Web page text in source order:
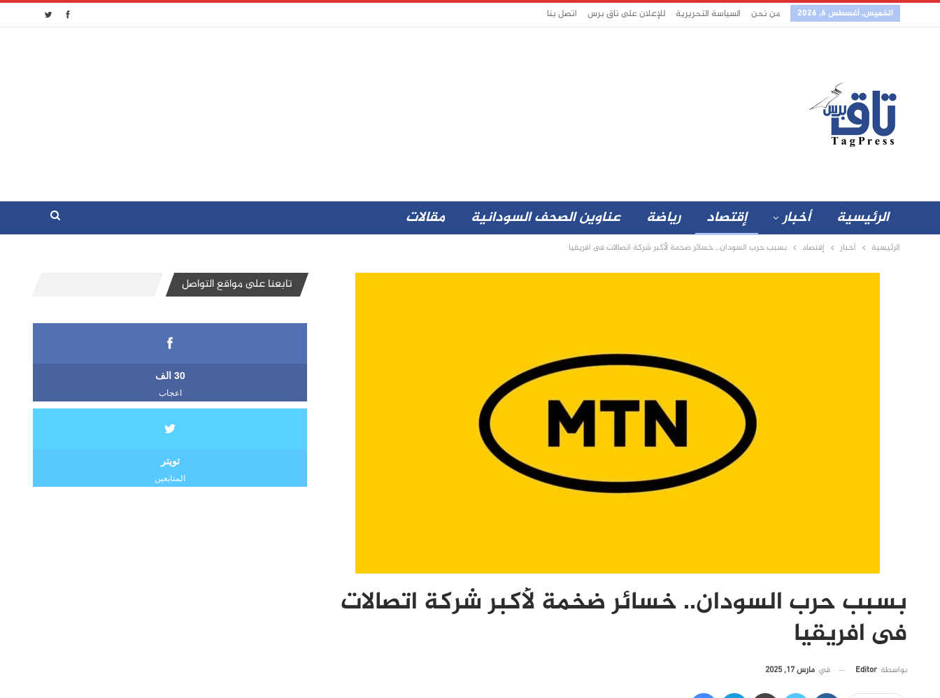
الخميس, أغسطس 6, 2026 من نحن السياسة التحريرية للإعلان على تاق برس اتصل بنا
الرئيسية أخبار إقتصاد رياضة عناوين الصحف السودانية مقالات
الرئيسية أخبار إقتصاد بسبب حرب السودان.. خسائر ضخمة لأكبر شركة اتصالات فى افريقيا
بسبب حرب السودان.. خسائر ضخمة لأكبر شركة اتصالات
فى افريقيا
بواسطة Editor في مارس 17, 2025
تابعنا على مواقع التواصل
30 الف
اعجاب
تويتر
المتابعين